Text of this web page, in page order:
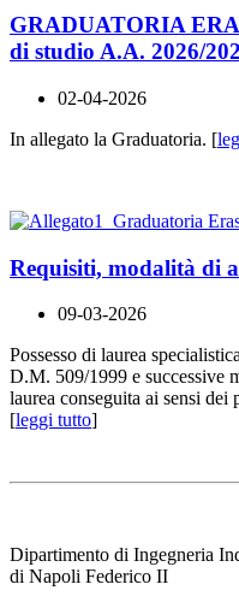
GRADUATORIA
di studio A.A. 2026/
02-04-2026
In allegato la Graduatoria. [
Requisiti, modalità di
09-03-2026
Possesso di laurea
D.M. 509/1999 e successive
laurea conseguita ai sensi
[leggi tutto]
Dipartimento di Ingegneria
di Napoli Federico II